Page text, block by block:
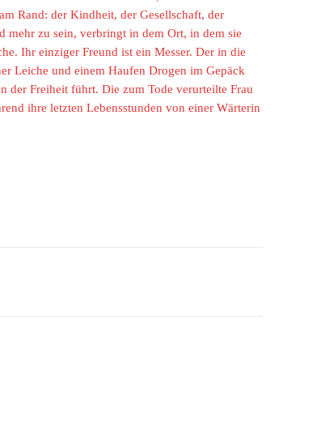
Rand: der Kindheit, der Gesellschaft, der
mehr zu sein, verbringt in dem Ort, in dem sie
Ihr einziger Freund ist ein Messer. Der in die
Leiche und einem Haufen Drogen im Gepäck
der Freiheit führt. Die zum Tode verurteilte Frau
ihre letzten Lebensstunden von einer Wärterin